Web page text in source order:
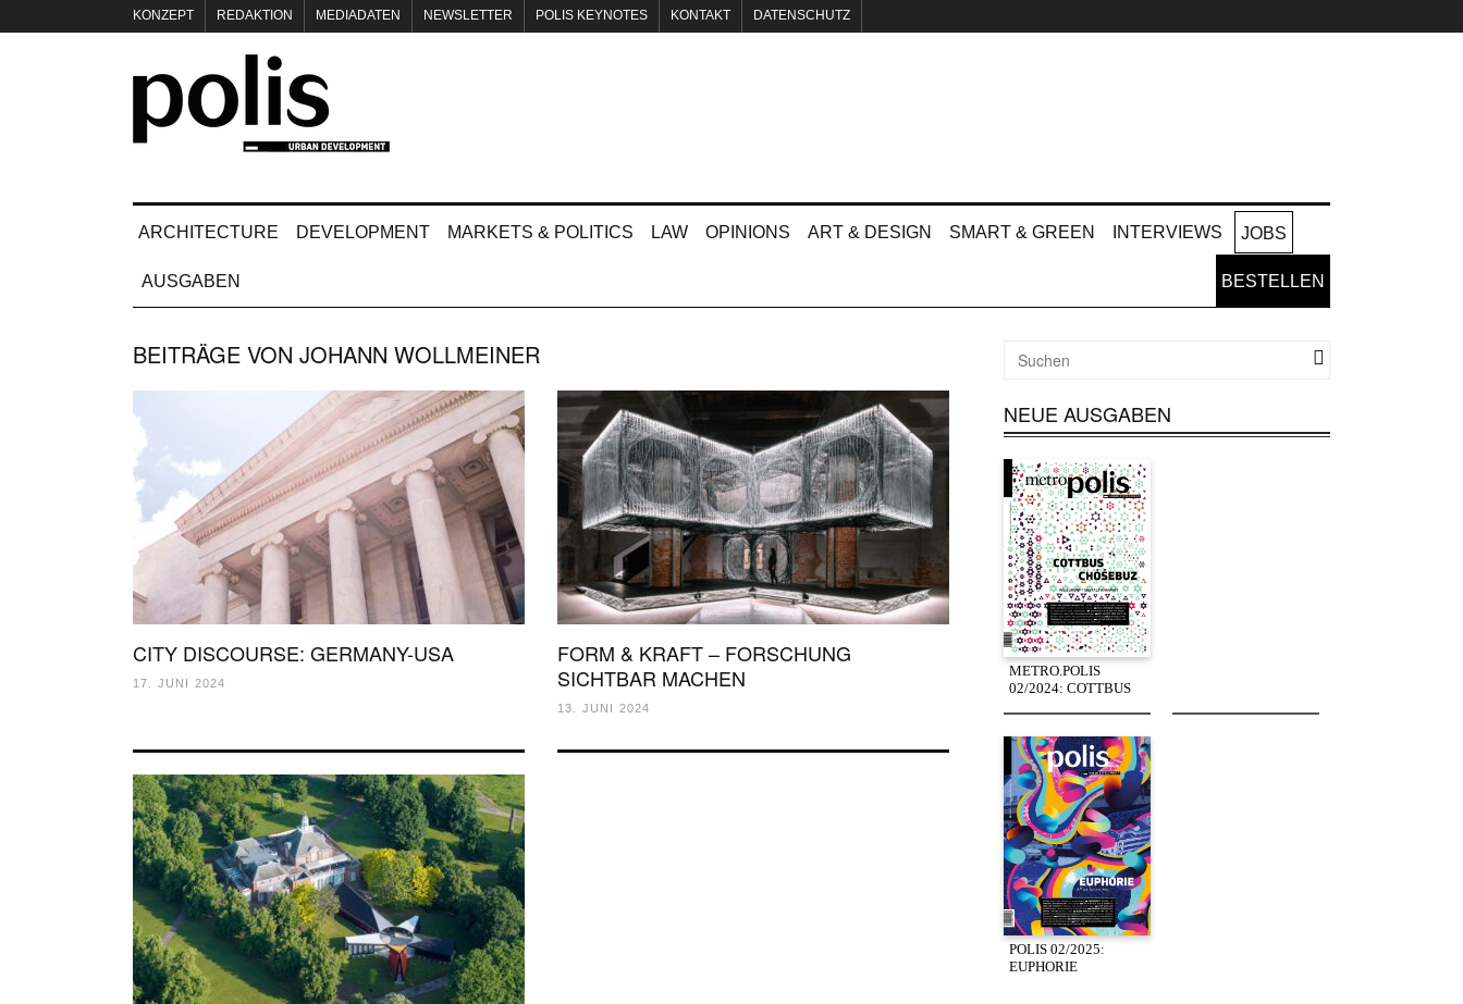
KONZEPT REDAKTION MEDIADATEN NEWSLETTER POLIS KEYNOTES KONTAKT DATENSCHUTZ
ARCHITECTURE DEVELOPMENT MARKETS & POLITICS LAW OPINIONS ART & DESIGN SMART & GREEN INTERVIEWS JOBS
AUSGABEN BESTELLEN
BEITRÄGE VON JOHANN WOLLMEINER
CITY DISCOURSE: GERMANY-USA
17. JUNI 2024
FORM & KRAFT – FORSCHUNG
SICHTBAR MACHEN
13. JUNI 2024
NEUE AUSGABEN
METRO.POLIS
02/2024: COTTBUS
POLIS 02/2025:
EUPHORIE